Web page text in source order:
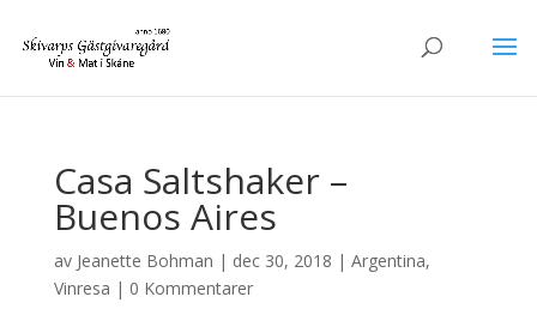
Casa Saltshaker –
Buenos Aires
av Jeanette Bohman | dec 30, 2018 | Argentina,
Vinresa | 0 Kommentarer